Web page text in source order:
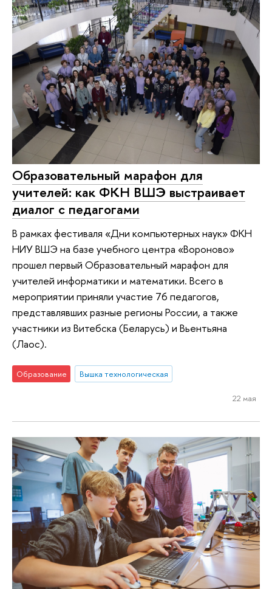
Образовательный марафон для
учителей: как ФКН ВШЭ выстраивает
диалог с педагогами
В рамках фестиваля «Дни компьютерных наук» ФКН
НИУ ВШЭ на базе учебного центра «Вороново»
прошел первый Образовательный марафон для
учителей информатики и математики. Всего в
мероприятии приняли участие 76 педагогов,
представлявших разные регионы России, а также
участники из Витебска (Беларусь) и Вьентьяна
(Лаос).
Образование Вышка технологическая
22 мая